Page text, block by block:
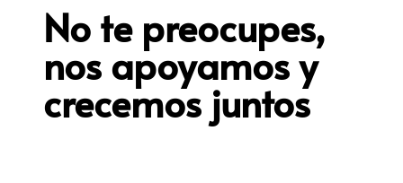
No te preocupes,
nos apoyamos y
crecemos juntos